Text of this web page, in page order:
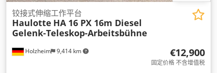
Holzheim 9,414 km
铰接式伸缩工作平台
Haulotte HA 16 PX 16m Diesel
Gelenk-Teleskop-Arbeitsbühne
€12,900
固定价格 不含增值税